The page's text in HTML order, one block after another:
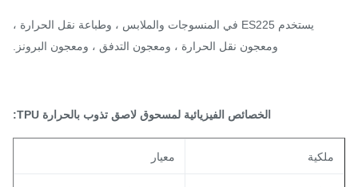
يستخدم ES225 في المنسوجات والملابس ، وطباعة نقل الحرارة ،
ومعجون نقل الحرارة ، ومعجون التدفق ، ومعجون البرونز.
الخصائص الفيزيائية لمسحوق لاصق تذوب بالحرارة TPU: